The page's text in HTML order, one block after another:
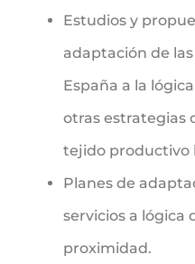
Estudios y
adaptación de
España a la
otras estrategias
tejido productivo
Planes de
servicios a lógica
proximidad.